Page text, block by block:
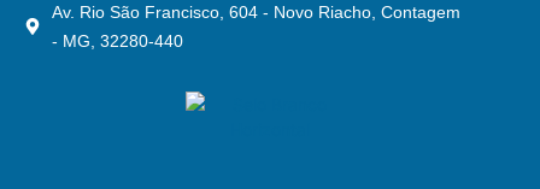
Av. Rio São Francisco, 604 - Novo Riacho, Contagem
- MG, 32280-440